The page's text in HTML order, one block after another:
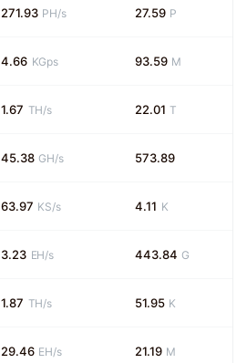
271.93 PH/s 27.59 P
4.66 KGps 93.59 M
1.67 TH/s 22.01 T
45.38 GH/s 573.89
63.97 KS/s 4.11 K
3.23 EH/s 443.84 G
1.87 TH/s 51.95 K
29.46 EH/s 21.19 M